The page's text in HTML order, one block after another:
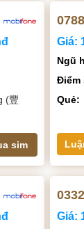
(豐
sim
Giá:
Ngũ
Điểm
Quẻ:
Giá: